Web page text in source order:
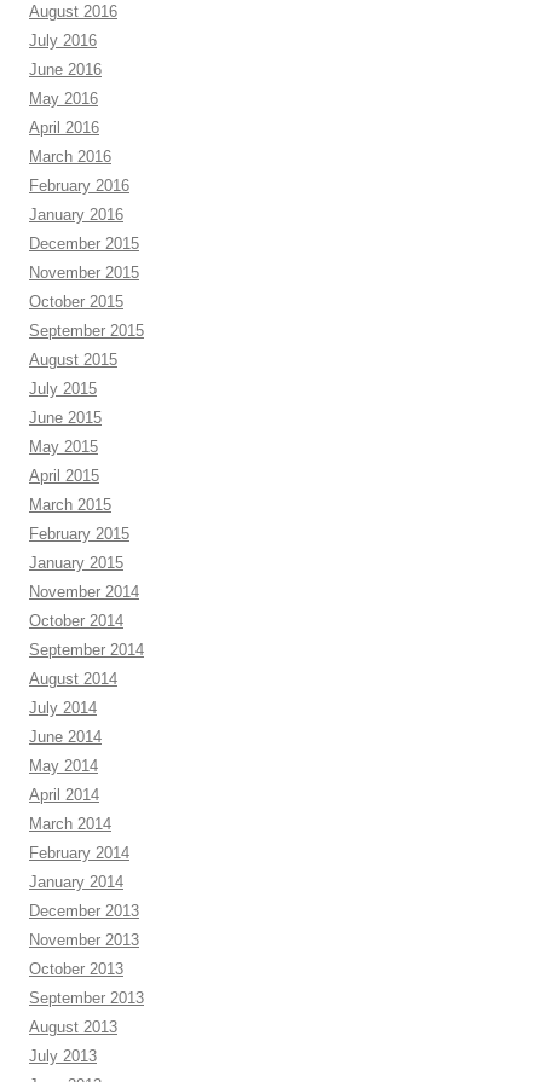
August 2016
July 2016
June 2016
May 2016
April 2016
March 2016
February 2016
January 2016
December 2015
November 2015
October 2015
September 2015
August 2015
July 2015
June 2015
May 2015
April 2015
March 2015
February 2015
January 2015
November 2014
October 2014
September 2014
August 2014
July 2014
June 2014
May 2014
April 2014
March 2014
February 2014
January 2014
December 2013
November 2013
October 2013
September 2013
August 2013
July 2013